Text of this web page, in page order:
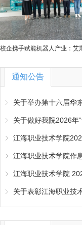
通知公告
关于举办第十六届华东
关于做好我院2026年
江海职业技术学院
江海职业技术学院作
江海职业技术学院
关于表彰江海职业技术